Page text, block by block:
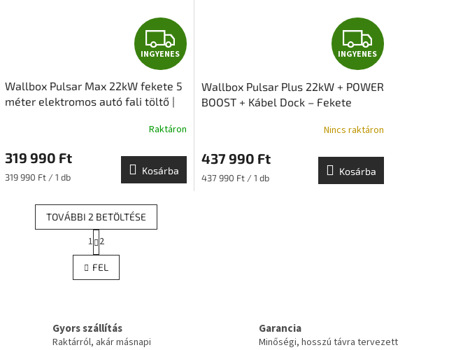
I
N
G
Y
E
N
INGYENES
Wallbox Pulsar Max 22kW fekete 5
méter elektromos autó fali töltő |
Raktáron
319 990 Ft
Egységár:
319 990 Ft / 1 db
Kosárba
I
N
G
Y
E
N
INGYENES
Wallbox Pulsar Plus 22kW + POWER
BOOST + Kábel Dock – Fekete
Nincs raktáron
437 990 Ft
Egységár:
437 990 Ft / 1 db
Kosárba
L
i
s
r
á
TOVÁBBI 2 BETÖLTÉSE
L
a
p
o
z
1 2
FEL
Gyors szállítás
Raktárról, akár másnapi
Garancia
Minőségi, hosszú távra tervezett